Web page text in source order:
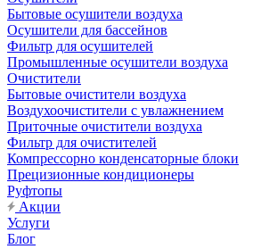
Бытовые осушители воздуха
Осушители для бассейнов
Фильтр для осушителей
Промышленные осушители воздуха
Очистители
Бытовые очистители воздуха
Воздухоочистители с увлажнением
Приточные очистители воздуха
Фильтр для очистителей
Компрессорно конденсаторные блоки
Прецизионные кондиционеры
Руфтопы
Акции
Услуги
Блог